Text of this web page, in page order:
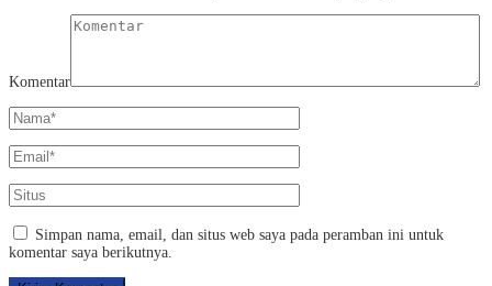
Komentar
Simpan nama, email, dan situs web saya pada peramban ini untuk
komentar saya berikutnya.